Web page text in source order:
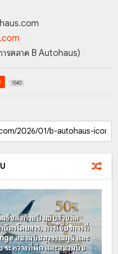
รตลาด B Autohaus)
1540
มชั่นส่งท้ายปี มอบส่วนลด
ตรโดยสาร, การใช้บริการที่
สนามบินสุวรรณภูมิ และ
ระหว่างที่พัก และสนามบิน